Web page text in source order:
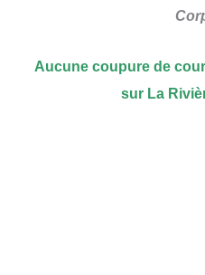
Aucune coupure de
sur La